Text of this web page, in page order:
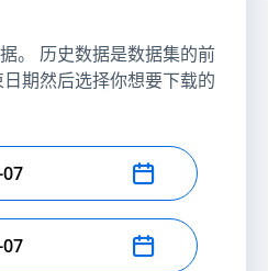
。 历史数据是数据集的前
期然后选择你想要下载的